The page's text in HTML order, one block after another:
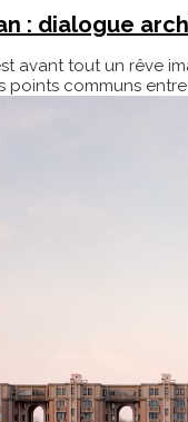
: dialogue
avant tout un rêve
points communs